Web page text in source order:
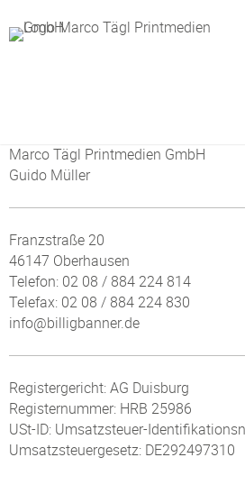
Marco Tägl Printmedien GmbH
Guido Müller
Franzstraße 20
46147 Oberhausen
Telefon: 02 08 / 884 224 814
Telefax: 02 08 / 884 224 830
info@billigbanner.de
Registergericht: AG Duisburg
Registernummer: HRB 25986
USt-ID: Umsatzsteuer-
Umsatzsteuergesetz: DE292497310